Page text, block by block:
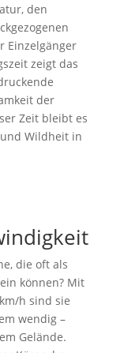
den
Einzelgänger
zeigt das
der
Zeit bleibt es
Wildheit in
die oft als
können? Mit
h sind sie
wendig –
Gelände.